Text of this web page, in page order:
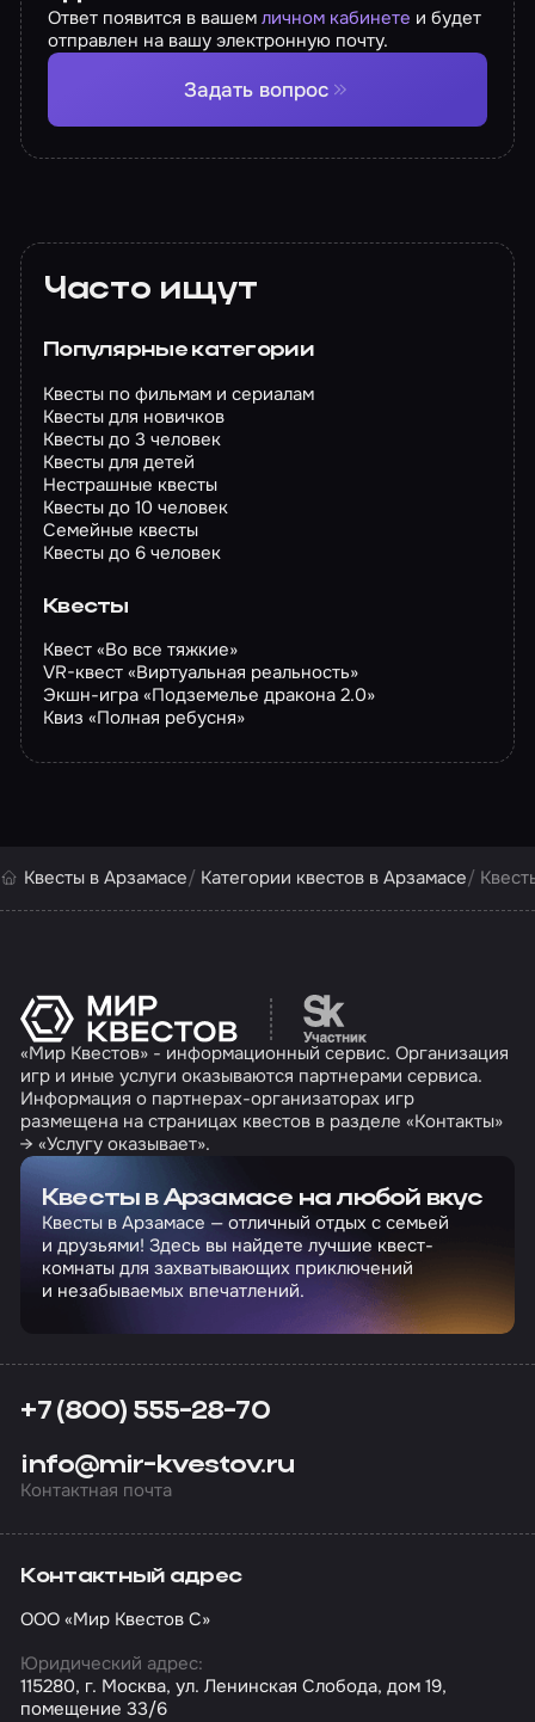
Ответ появится в вашемличном кабинете и будет
отправлен на вашу электронную почту.
Задать вопрос
Часто ищут
Популярные категории
Квесты по фильмам и сериалам
Квесты для новичков
Квесты до 3 человек
Квесты для детей
Нестрашные квесты
Квесты до 10 человек
Семейные квесты
Квесты до 6 человек
Квесты
Квест «Во все тяжкие»
VR-квест «Виртуальная реальность»
Экшн-игра «Подземелье дракона 2.0»
Квиз «Полная ребусня»
Квесты в Арзамасе Категории квестов в Арзамасе
Перейти на сайт
«Мир Квестов» - информационный сервис. Организация
игр и иные услуги оказываются партнерами сервиса.
Информация о партнерах-организаторах игр
размещена на страницах квестов в разделе «Контакты»
→ «Услугу оказывает».
Квесты в Арзамасе на любой вкус
Квесты в Арзамасе — отличный отдых с семьей
и друзьями! Здесь вы найдете лучшие квест-
комнаты для захватывающих приключений
и незабываемых впечатлений.
+7 (800) 555-28-70
info@mir-kvestov.ru
Контактная почта
Контактный адрес
ООО «Мир Квестов С»
Юридический адрес:
115280, г. Москва, ул. Ленинская Слобода, дом 19,
помещение 33/6